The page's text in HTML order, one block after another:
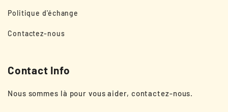
Politique d'échange
Contactez-nous
Contact Info
Nous sommes là pour vous aider, contactez-nous.